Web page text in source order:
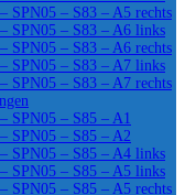
SPN05 – S83 – A5 rechts
SPN05 – S83 – A6 links
SPN05 – S83 – A6 rechts
SPN05 – S83 – A7 links
SPN05 – S83 – A7 rechts
SPN05 – S85 – A1
SPN05 – S85 – A2
SPN05 – S85 – A4 links
SPN05 – S85 – A5 links
SPN05 – S85 – A5 rechts